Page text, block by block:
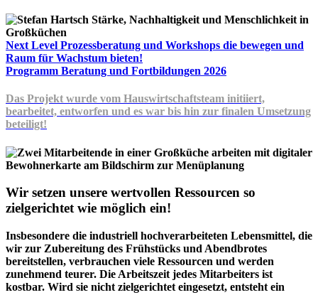
Next Level Prozessberatung und Workshops die bewegen und
Raum für Wachstum bieten!
Programm Beratung und Fortbildungen 2026
Das Projekt wurde vom Hauswirtschaftsteam initiiert,
bearbeitet, entworfen und es war bis hin zur finalen Umsetzung
beteiligt!
Wir setzen unsere wertvollen Ressourcen so
zielgerichtet wie möglich ein!
Insbesondere die industriell hochverarbeiteten Lebensmittel, die
wir zur Zubereitung des Frühstücks und Abendbrotes
bereitstellen, verbrauchen viele Ressourcen und werden
zunehmend teurer. Die Arbeitszeit jedes Mitarbeiters ist
kostbar. Wird sie nicht zielgerichtet eingesetzt, entsteht ein